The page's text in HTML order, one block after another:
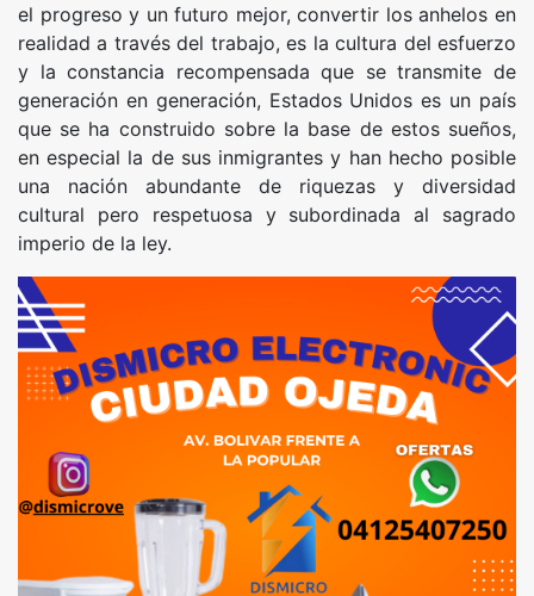
el progreso y un futuro mejor, convertir los anhelos en
realidad a través del trabajo, es la cultura del esfuerzo
y la constancia recompensada que se transmite de
generación en generación, Estados Unidos es un país
que se ha construido sobre la base de estos sueños,
en especial la de sus inmigrantes y han hecho posible
una nación abundante de riquezas y diversidad
cultural pero respetuosa y subordinada al sagrado
imperio de la ley.